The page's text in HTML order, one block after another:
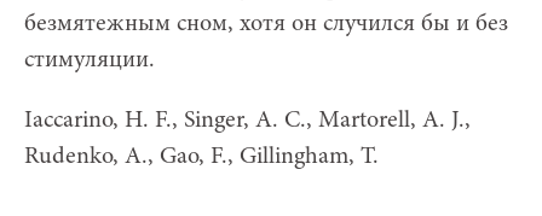
безмятежным сном, хотя он случился бы и без
стимуляции.
Iaccarino, H. F., Singer, A. C., Martorell, A. J.,
Rudenko, A., Gao, F., Gillingham, T.